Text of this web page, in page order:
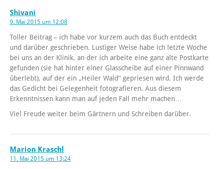
Shivani
9. Mai 2015 um 12:08
Toller Beitrag – ich habe vor kurzem auch das Buch entdeckt
und darüber geschrieben. Lustiger Weise habe ich letzte Woche
bei uns an der Klinik, an der ich arbeite eine ganz alte Postkarte
gefunden (sie hat hinter einer Glasscheibe auf einer Pinnwand
überlebt), auf der ein „Heiler Wald“ gepriesen wird. Ich werde
das Gedicht bei Gelegenheit fotografieren. Aus diesem
Erkenntnissen kann man auf jeden Fall mehr machen…
Viel Freude weiter beim Gärtnern und Schreiben darüber.
Marion Kraschl
11. Mai 2015 um 13:24